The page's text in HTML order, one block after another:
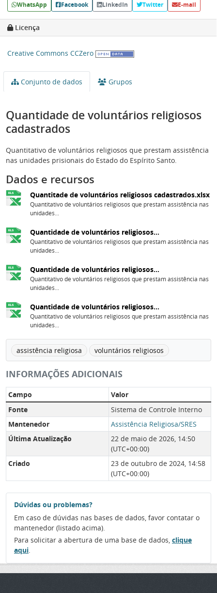
WhatsApp Facebook LinkedIn Twitter E-mail
Licença
Creative Commons CCZero
Conjunto de dados Grupos
Quantidade de voluntários religiosos
cadastrados
Quantitativo de voluntários religiosos que prestam assistência
nas unidades prisionais do Estado do Espírito Santo.
Dados e recursos
Quantitade de voluntários religiosos cadastrados.xlsx
Quantitativo de voluntários religiosos que prestam assistência nas
unidades...
Quantidade de voluntários religiosos...
Quantitativo de voluntários religiosos que prestam assistência nas
unidades...
Quantidade de voluntários religiosos...
Quantitativo de voluntários religiosos que prestam assistência nas
unidades...
Quantidade de voluntários religiosos...
Quantitativo de voluntários religiosos que prestam assistência nas
unidades...
assistência religiosa voluntários religiosos
INFORMAÇÕES ADICIONAIS
Campo
Valor
Fonte
Sistema de Controle Interno
Mantenedor
Assistência Religiosa/SRES
Última Atualização
22 de maio de 2026, 14:50
(UTC+00:00)
Criado
23 de outubro de 2024, 14:58
(UTC+00:00)
Dúvidas ou problemas?
Em caso de dúvidas nas bases de dados, favor contatar o
mantenedor (listado acima).
Para solicitar a abertura de uma base de dados, clique
aqui.